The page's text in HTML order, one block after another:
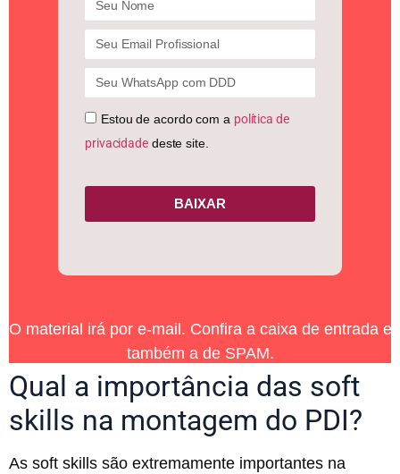
Estou de acordo com a política de
privacidadedeste site.
BAIXAR
O material irá por e-mail. Confira a caixa de entrada e
também a de SPAM.
Qual a importância das soft
skills na montagem do PDI?
As soft skills são extremamente importantes na